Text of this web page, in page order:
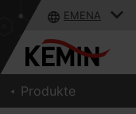
EMENA
Produkte